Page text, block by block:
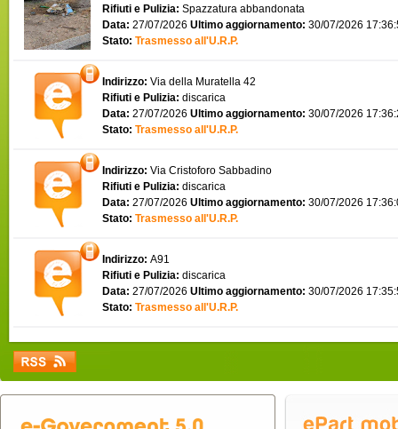
Rifiuti e Pulizia: Spazzatura abbandonata
Data: 27/07/2026 Ultimo aggiornamento: 30/07/2026
Stato: Trasmesso all'U.R.P.
Indirizzo: Via della Muratella 42
Rifiuti e Pulizia: discarica
Data: 27/07/2026 Ultimo aggiornamento: 30/07/2026
Stato: Trasmesso all'U.R.P.
Indirizzo: Via Cristoforo Sabbadino
Rifiuti e Pulizia: discarica
Data: 27/07/2026 Ultimo aggiornamento: 30/07/2026
Stato: Trasmesso all'U.R.P.
Indirizzo: A91
Rifiuti e Pulizia: discarica
Data: 27/07/2026 Ultimo aggiornamento: 30/07/2026
Stato: Trasmesso all'U.R.P.